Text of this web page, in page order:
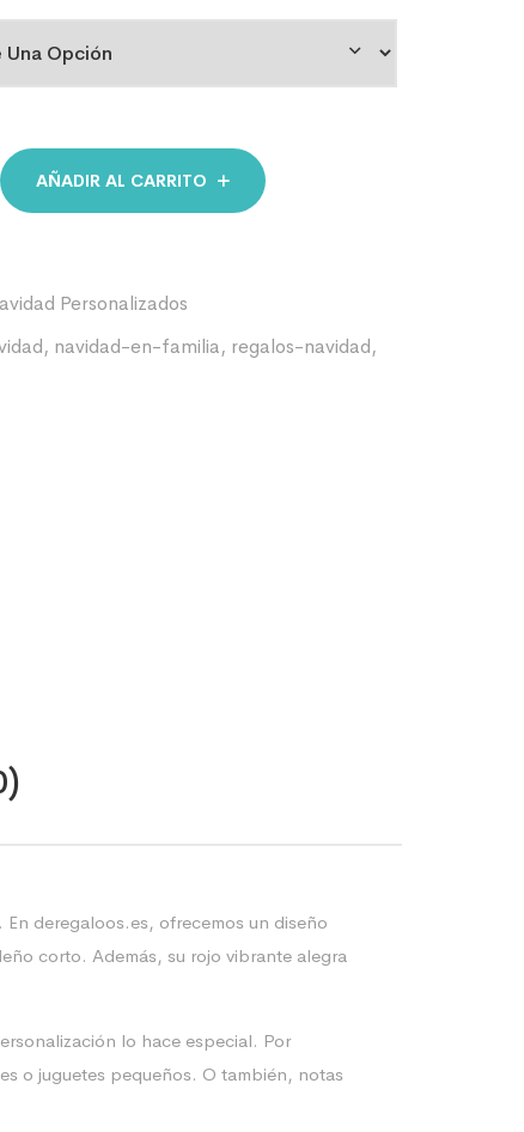
AÑADIR AL CARRITO
Personalizados
, navidad-en-familia, regalos-navidad,
deregaloos.es, ofrecemos un diseño
corto. Además, su rojo vibrante alegra
lo hace especial. Por
o juguetes pequeños. O también, notas